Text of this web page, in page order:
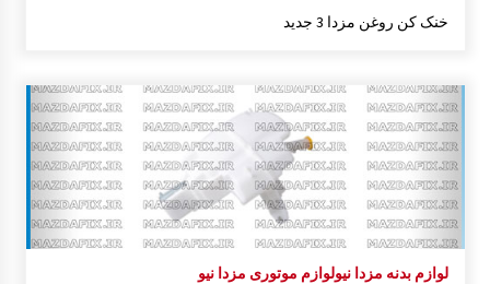
خنک کن روغن مزدا 3 جدید
لوازم بدنه مزدا نیولوازم موتوری مزدا نیو